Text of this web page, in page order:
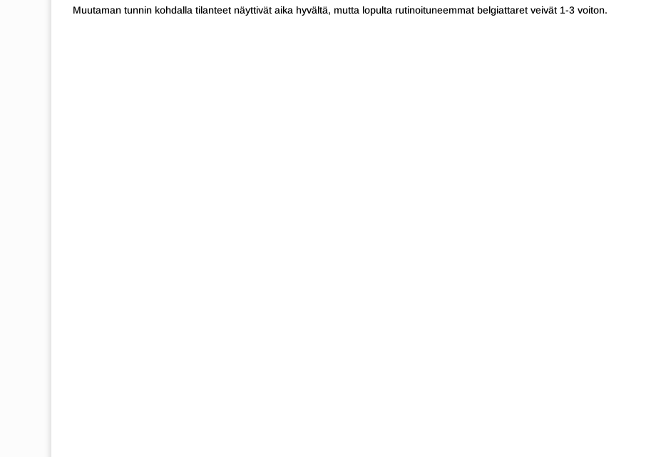
Muutaman tunnin kohdalla tilanteet näyttivät aika hyvältä, mutta lopulta rutinoituneemmat belgiattaret veivät 1-3 voiton.